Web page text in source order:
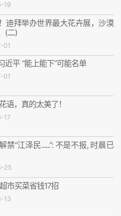
19
迪拜举办世界最大花卉展，沙漠
(二)
01
近平 “能上能下”可能名单
01
语，真的太美了！
17
禁“江泽民......”: 不是不报, 时晨已
25
市买菜省钱17招
13